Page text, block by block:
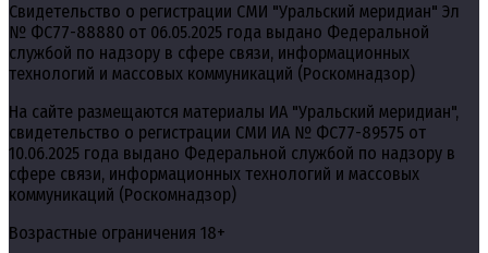
Свидетельство о регистрации СМИ "Уральский меридиан" Эл
№ ФС77-88880 от 06.05.2025 года выдано Федеральной
службой по надзору в сфере связи, информационных
технологий и массовых коммуникаций (Роскомнадзор)
На сайте размещаются материалы ИА "Уральский меридиан",
свидетельство о регистрации СМИ ИА № ФС77-89575 от
10.06.2025 года выдано Федеральной службой по надзору в
сфере связи, информационных технологий и массовых
коммуникаций (Роскомнадзор)
Возрастные ограничения 18+